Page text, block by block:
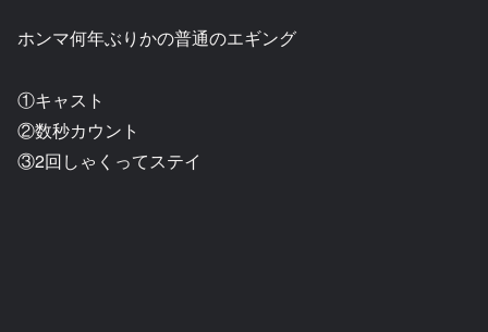
ホンマ何年ぶりかの普通のエギング
①キャスト
②数秒カウント
③2回しゃくってステイ